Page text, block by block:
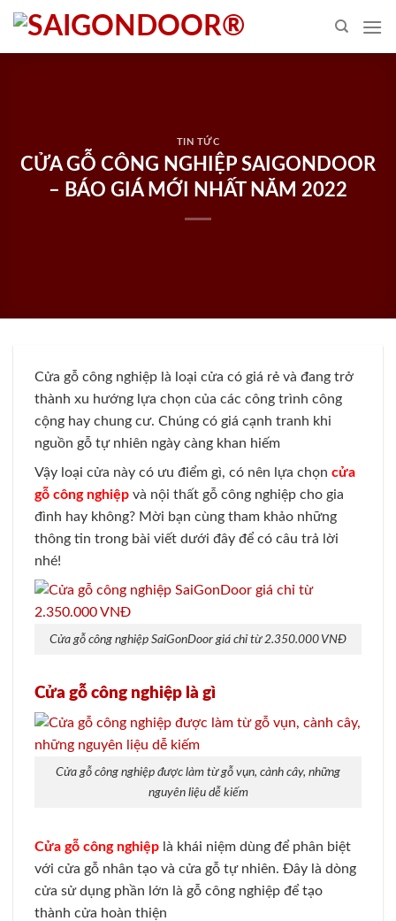
Skip
content
TIN TỨC
CỬA GỖ CÔNG NGHIỆP SAIGONDOOR
– BÁO GIÁ MỚI NHẤT NĂM 2022
Cửa gỗ công nghiệp là loại cửa có giá rẻ và đang trở
thành xu hướng lựa chọn của các công trình công
cộng hay chung cư. Chúng có giá cạnh tranh khi
nguồn gỗ tự nhiên ngày càng khan hiếm
Vậy loại cửa này có ưu điểm gì, có nên lựa chọn cửa
gỗ công nghiệp và nội thất gỗ công nghiệp cho gia
đình hay không? Mời bạn cùng tham khảo những
thông tin trong bài viết dưới đây để có câu trả lời
nhé!
Cửa gỗ công nghiệp SaiGonDoor giá chỉ từ 2.350.000 VNĐ
Cửa gỗ công nghiệp là gì
Cửa gỗ công nghiệp được làm từ gỗ vụn, cành cây, những
nguyên liệu dễ kiếm
Cửa gỗ công nghiệp là khái niệm dùng để phân biệt
với cửa gỗ nhân tạo và cửa gỗ tự nhiên. Đây là dòng
cửa sử dụng phần lớn là gỗ công nghiệp để tạo
thành cửa hoàn thiện